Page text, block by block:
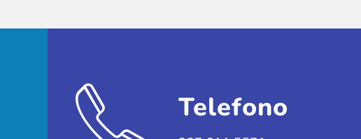
Telefono